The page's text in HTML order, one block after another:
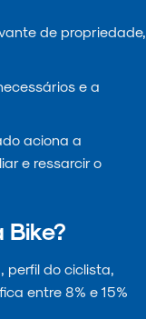
de propriedade,
e a
aciona a
e ressarcir o
Bike?
perfil do ciclista,
entre 8% e 15%